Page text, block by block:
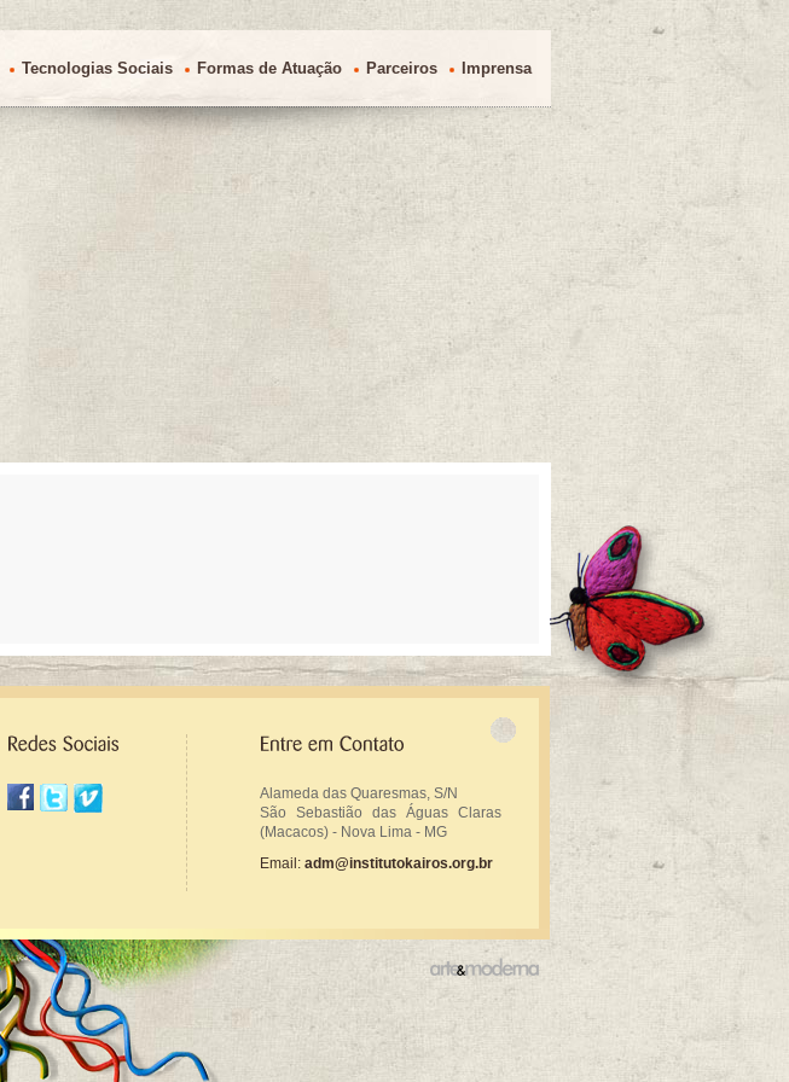
Tecnologias Sociais Formas de Atuação Parceiros Imprensa
Alameda das Quaresmas, S/N
São Sebastião das Águas Claras
(Macacos) - Nova Lima - MG
Email: adm@institutokairos.org.br